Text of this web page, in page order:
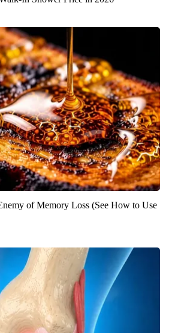
of Memory Loss (See How to Use